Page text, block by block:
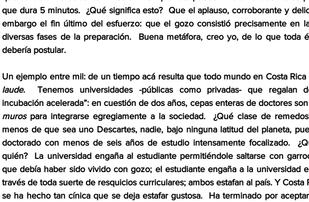
que dura 5 minutos.  ¿Qué significa esto?  Que el aplauso, corroborante y
embargo el fin último del esfuerzo: que el gozo consistió precisamente en
diversas fases de la preparación.  Buena metáfora, creo yo, de lo que toda
debería postular.
Un ejemplo entre mil: de un tiempo acá resulta que todo mundo en Costa Rica
laude.  Tenemos universidades -públicas como privadas- que regalan
incubación acelerada”: en cuestión de dos años, cepas enteras de doctores
muros para integrarse egregiamente a la sociedad.  ¿Qué clase de
menos de que sea uno Descartes, nadie, bajo ninguna latitud del planeta,
doctorado con menos de seis años de estudio intensamente focalizado.
quién?  La universidad engaña al estudiante permitiéndole saltarse con
que debía haber sido vivido con gozo; el estudiante engaña a la universidad
través de toda suerte de resquicios curriculares; ambos estafan al país. Y Costa
se ha hecho tan cínica que se deja estafar gustosa.  Ha terminado por